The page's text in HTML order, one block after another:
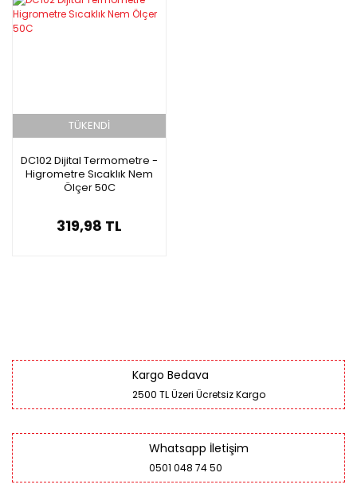
TÜKENDİ
DC102 Dijital Termometre -
Higrometre Sıcaklık Nem
Ölçer 50C
319,98 TL
Kargo Bedava
2500 TL Üzeri Ücretsiz Kargo
Whatsapp İletişim
0501 048 74 50